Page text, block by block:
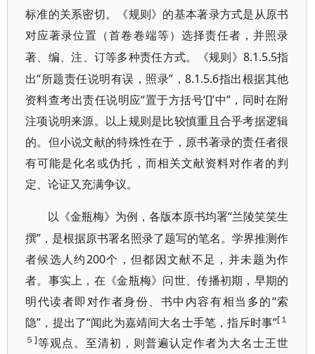
标准的关系密切。《规则》的基本著录方式是从原书
对应著录位置（首卷卷端等）选择责任者，并照录
著、编、注、订等多种责任方式。《规则》 8.1.5.5指
出“所题责任说明有误，照录”，8.1.5.6指出根据其他
资料查考出责任说明应“置于方括号‘[]’中”，同时在附
注项说明来源。以上规则是比较慎重且合乎考据逻辑
的。但小说文献的特殊性在于，原书著录的责任者很
有可能是化名或伪托，而相关文献资料对作者的判
定、论证又充满争议。
以《金瓶梅》为例，各版本原书均署“兰陵笑笑生
撰”，是根据原书署名照录了题写的笔名。学界推测作
者候选人约200个，但都因文献不足，并未题为作
者。事实上，在《金瓶梅》问世、传播初期，早期的
明代读者即对作者身份、书中内容有相当多的“索
隐”，提出了“闻此为嘉靖间大名士手笔，指斥时事”[１
５]等观点。至清初，则普遍认定作者为大名士王世